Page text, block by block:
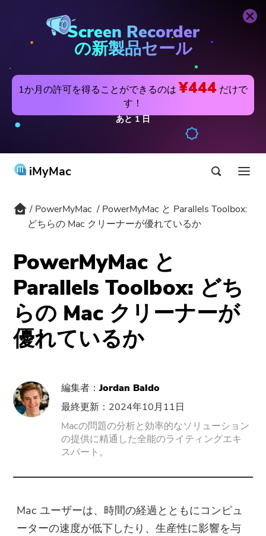
Screen Recorder
の新製品セール
1か月の許可を得ることができるのは ¥444 だけで
す！
あと1 日
iMyMac
製品&ソリューション
PowerMyMac
PowerUninstall
動画変換
Screen Recorder
PDFコンプレッサー
オンラインツール
無料動画エディタ
サポート
PowerMyMac
PowerMyMac
PowerMyMac と Parallels Toolbox:
どちらの Mac クリーナーが優れているか
PowerMyMac と
Parallels Toolbox: どち
らの Mac クリーナーが
優れているか
編集者： Jordan Baldo
最終更新：2024年10月11日
Macの問題の分析と効率的なソリューション
の提供に精通した全能のライティングエキ
スパート。
Mac ユーザーは、時間の経過とともにコンピュ
ーターの速度が低下したり、生産性に影響を与